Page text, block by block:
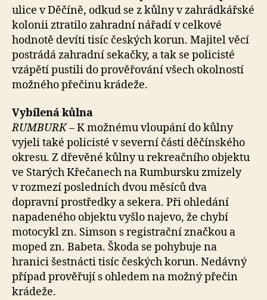
ulice v Děčíně, odkud se z kůlny v zahrádkářské
kolonii ztratilo zahradní nářadí v celkové
hodnotě devíti tisíc českých korun. Majitel věcí
postrádá zahradní sekačky, a tak se policisté
vzápětí pustili do prověřování všech okolností
možného přečinu krádeže.
Vybílená kůlna
RUMBURK –K možnému vloupání do kůlny
vyjeli také policisté v severní části děčínského
okresu. Z dřevěné kůlny u rekreačního objektu
ve Starých Křečanech na Rumbursku zmizely
v rozmezí posledních dvou měsíců dva
dopravní prostředky a sekera. Při ohledání
napadeného objektu vyšlo najevo, že chybí
motocykl zn. Simson s registrační značkou a
moped zn. Babeta. Škoda se pohybuje na
hranici šestnácti tisíc českých korun. Nedávný
případ prověřují s ohledem na možný přečin
krádeže.